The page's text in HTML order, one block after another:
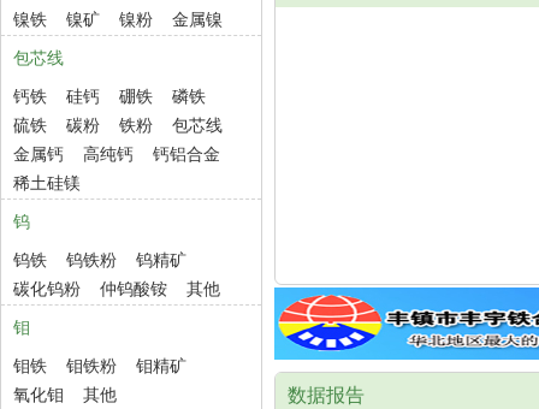
镍铁
镍矿 镍粉
金属镍
包芯线
钙铁
硅钙 硼铁
磷铁
硫铁
碳粉 铁粉
包芯线
金属钙
高纯钙
钙铝合金
稀土硅镁
钨
钨铁
钨铁粉
钨精矿
碳化钨粉
仲钨酸铵
其他
钼
钼铁
钼铁粉
钼精矿
氧化钼
其他
数据报告